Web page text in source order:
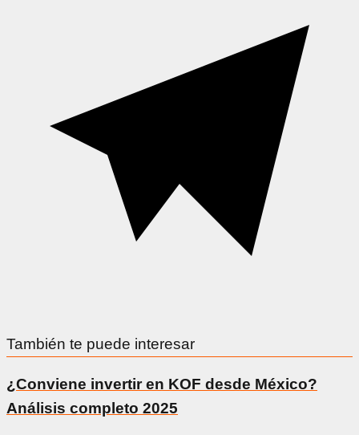
También te puede interesar
¿Conviene invertir en KOF desde México?
Análisis completo 2025